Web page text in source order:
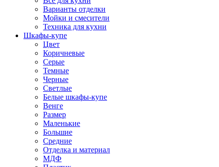
Варианты отделки
Мойки и смесители
Техника для кухни
Шкафы-купе
Цвет
Коричневые
Серые
Темные
Черные
Светлые
Белые шкафы-купе
Венге
Размер
Маленькие
Большие
Средние
Отделка и материал
МДФ